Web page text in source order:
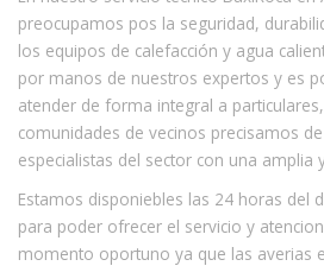
preocupamos pos la seguridad,
los equipos de calefacción y agua
por manos de nuestros expertos y es
atender de forma integral a
comunidades de vecinos precisamos
especialistas del sector con una amplia
Estamos disponiebles las 24 horas del
para poder ofrecer el servicio y
momento oportuno ya que las averias